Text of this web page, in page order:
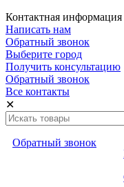
Контактная информация
Написать нам
Обратный звонок
Выберите город
Получить консультацию
Обратный звонок
Все контакты
✕
Обратный звонок